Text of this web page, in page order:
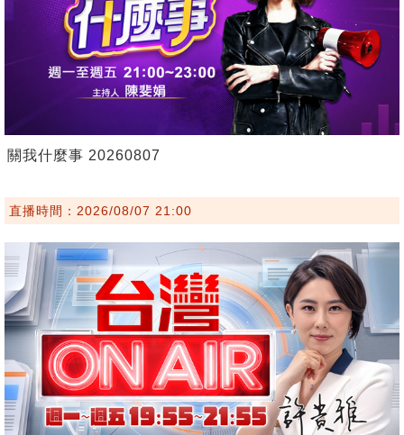
關我什麼事 20260807
直播時間：2026/08/07 21:00